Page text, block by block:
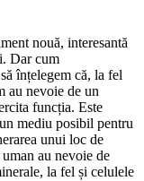
nouă, interesantă
Dar cum
înțelegem că, la fel
au nevoie de un
funcția. Este
mediu posibil pentru
unui loc de
au nevoie de
la fel și celulele